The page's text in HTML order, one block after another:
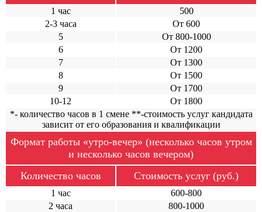
1 час
500
2-3 часа
От 600
5
От 800-1000
6
От 1200
7
От 1300
8
От 1500
9
От 1700
10-12
От 1800
*- количество часов в 1 смене **-стоимость услуг кандидата
зависит от его образования и квалификации
Формат работы «утро-вечер» (несколько часов утром
и несколько часов вечером)
Количество часов
Стоимость услуг (руб.)
1 час
600-800
2 часа
800-1000